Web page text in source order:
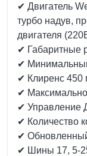
✔ Двигатель
турбо надув,
двигателя
✔ Габаритные
✔
✔ Клиренс 450
✔
✔ Управление
✔ Количество
✔
✔ Шины 17, 5-